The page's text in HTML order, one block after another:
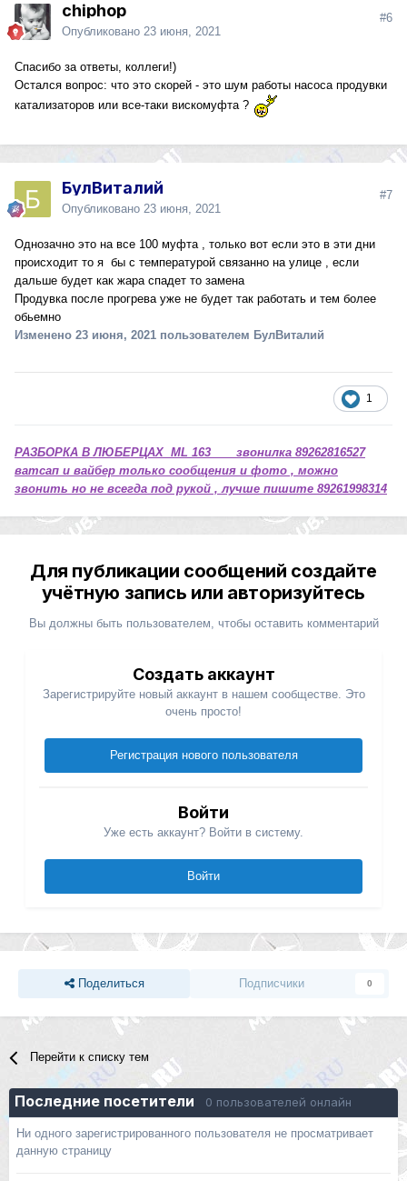
chiphop
Опубликовано 23 июня, 2021
#6
Спасибо за ответы, коллеги!)
Остался вопрос: что это скорей - это шум работы насоса продувки
катализаторов или все-таки вискомуфта ?
БулВиталий
Опубликовано 23 июня, 2021
#7
Однозачно это на все 100 муфта , только вот если это в эти дни
происходит то я бы с температурой связанно на улице , если
дальше будет как жара спадет то замена
Продувка после прогрева уже не будет так работать и тем более
обьемно
Изменено 23 июня, 2021 пользователем БулВиталий
1
РАЗБОРКА В ЛЮБЕРЦАХ ML 163 звонилка 89262816527
ватсап и вайбер только сообщения и фото , можно
звонить но не всегда под рукой , лучше пишите 89261998314
Для публикации сообщений создайте
учётную запись или авторизуйтесь
Вы должны быть пользователем, чтобы оставить комментарий
Создать аккаунт
Зарегистрируйте новый аккаунт в нашем сообществе. Это
очень просто!
Регистрация нового пользователя
Войти
Уже есть аккаунт? Войти в систему.
Войти
Поделиться Подписчики 0
Перейти к списку тем
Последние посетители 0 пользователей онлайн
Ни одного зарегистрированного пользователя не просматривает
данную страницу